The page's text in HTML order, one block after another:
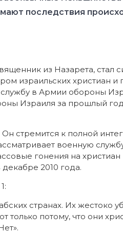
последствия
из Назарета, стал
израильских христиан и
в Армии обороны
Израиля за прошлый
стремится к полной
военную
гонения на
2010 года.
странах. Их жестоко
потому, что они